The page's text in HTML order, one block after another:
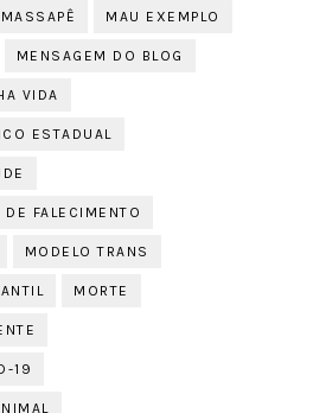
MASSAPÊ MAU EXEMPLO
MENSAGEM DO BLOG
VIDA
ESTADUAL
FALECIMENTO
MODELO TRANS
MORTE
19